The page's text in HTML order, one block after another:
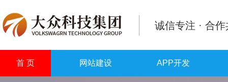
诚信专注 · 合
首 页 网站建设 APP开发